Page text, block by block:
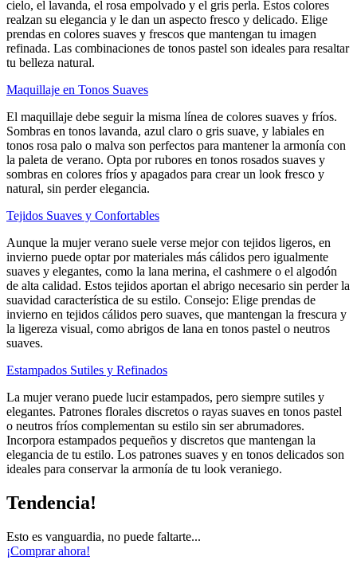
cielo, el lavanda, el rosa empolvado y el gris perla. Estos colores
realzan su elegancia y le dan un aspecto fresco y delicado. Elige
prendas en colores suaves y frescos que mantengan tu imagen
refinada. Las combinaciones de tonos pastel son ideales para resaltar
tu belleza natural.
Maquillaje en Tonos Suaves
El maquillaje debe seguir la misma línea de colores suaves y fríos.
Sombras en tonos lavanda, azul claro o gris suave, y labiales en
tonos rosa palo o malva son perfectos para mantener la armonía con
la paleta de verano. Opta por rubores en tonos rosados suaves y
sombras en colores fríos y apagados para crear un look fresco y
natural, sin perder elegancia.
Tejidos Suaves y Confortables
Aunque la mujer verano suele verse mejor con tejidos ligeros, en
invierno puede optar por materiales más cálidos pero igualmente
suaves y elegantes, como la lana merina, el cashmere o el algodón
de alta calidad. Estos tejidos aportan el abrigo necesario sin perder la
suavidad característica de su estilo. Consejo: Elige prendas de
invierno en tejidos cálidos pero suaves, que mantengan la frescura y
la ligereza visual, como abrigos de lana en tonos pastel o neutros
suaves.
Estampados Sutiles y Refinados
La mujer verano puede lucir estampados, pero siempre sutiles y
elegantes. Patrones florales discretos o rayas suaves en tonos pastel
o neutros fríos complementan su estilo sin ser abrumadores.
Incorpora estampados pequeños y discretos que mantengan la
elegancia de tu estilo. Los patrones suaves y en tonos delicados son
ideales para conservar la armonía de tu look veraniego.
Tendencia!
Esto es vanguardia, no puede faltarte...
¡Comprar ahora!